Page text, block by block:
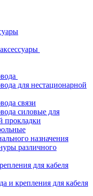
для нестационарной
связи
силовые для
прокладки
назначения
различного
для кабеля
и крепления для кабеля